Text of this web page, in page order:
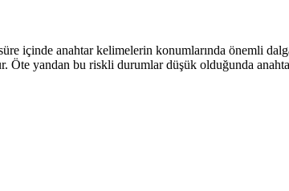
içinde anahtar kelimelerin konumlarında önemli
Öte yandan bu riskli durumlar düşük olduğunda